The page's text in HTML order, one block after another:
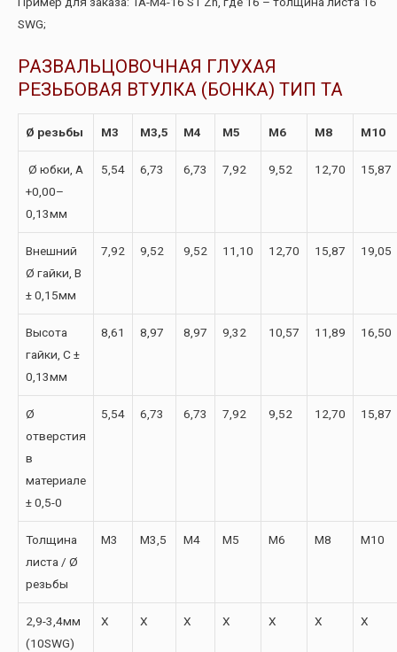
SWG;
РАЗВАЛЬЦОВОЧНАЯ ГЛУХАЯ
РЕЗЬБОВАЯ ВТУЛКА (БОНКА) ТИП ТА
Ø резьбы М3 М3,5 М4 М5 М6 М8 М10
Ø юбки, A
+0,00–
0,13мм
5,54 6,73 6,73 7,92 9,52 12,70 15,87
Внешний
Ø гайки, B
± 0,15мм
7,92 9,52 9,52 11,10 12,70 15,87 19,05
Высота
гайки, C ±
0,13мм
8,61 8,97 8,97 9,32 10,57 11,89 16,50
Ø
отверстия
в
материале
± 0,5-0
5,54 6,73 6,73 7,92 9,52 12,70 15,87
Толщина
листа / Ø
резьбы
М3 М3,5 М4 М5 М6 М8 М10
2,9-3,4мм
(10SWG)
X X X X X X X